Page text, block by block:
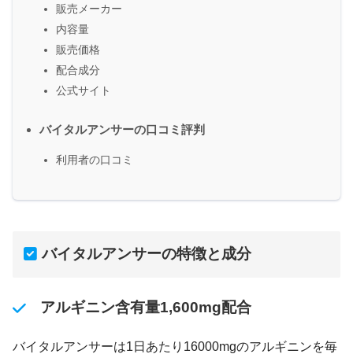
販売メーカー
内容量
販売価格
配合成分
公式サイト
バイタルアンサーの口コミ評判
利用者の口コミ
バイタルアンサーの特徴と成分
アルギニン含有量1,600mg配合
バイタルアンサーは1日あたり16000mgのアルギニンを毎